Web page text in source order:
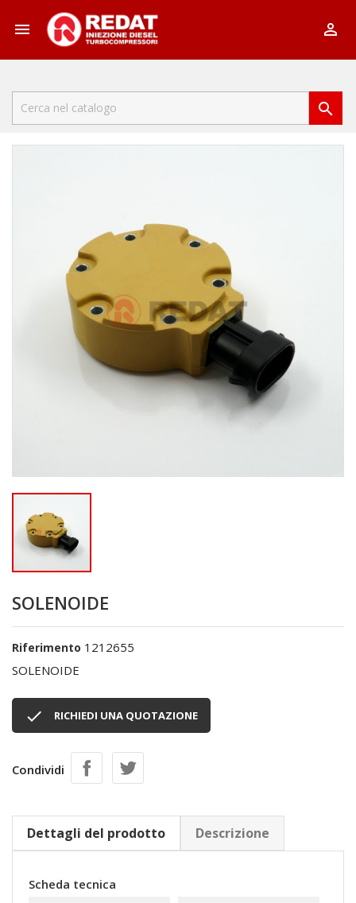
 

SOLENOIDE
Riferimento 1212655
SOLENOIDE
 RICHIEDI UNA QUOTAZIONE
Condividi
Dettagli del prodotto Descrizione
Scheda tecnica